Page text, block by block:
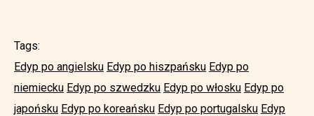
Tags:
Edyp po angielsku Edyp po hiszpańsku Edyp po
niemiecku Edyp po szwedzku Edyp po włosku Edyp po
japońsku Edyp po koreańsku Edyp po portugalsku Edyp